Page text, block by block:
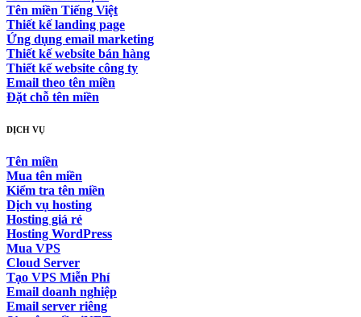
Tên miền Tiếng Việt
Thiết kế landing page
Ứng dụng email marketing
Thiết kế website bán hàng
Thiết kế website công ty
Email theo tên miền
Đặt chỗ tên miền
DỊCH VỤ
Tên miền
Mua tên miền
Kiểm tra tên miền
Dịch vụ hosting
Hosting giá rẻ
Hosting WordPress
Mua VPS
Cloud Server
Tạo VPS Miễn Phí
Email doanh nghiệp
Email server riêng